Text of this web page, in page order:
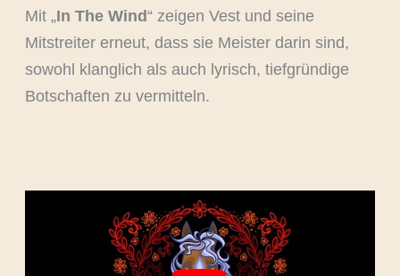
Mit „In The Wind“ zeigen Vest und seine
Mitstreiter erneut, dass sie Meister darin sind,
sowohl klanglich als auch lyrisch, tiefgründige
Botschaften zu vermitteln.